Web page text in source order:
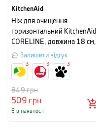
KitchenAid
Ніж для очищення
горизонтальний KitchenAid
CORELINE, довжина 18 см,
сірийЗалишити відгук
509грн
849грн
Є в наявності
3 3 3